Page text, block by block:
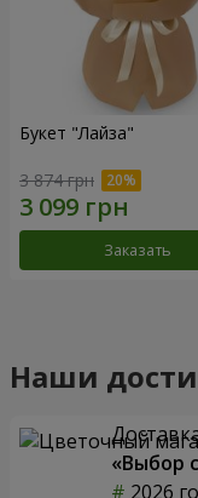
Букет "Лайза"
3 874 грн
Заказать
Наши
«Выбор
2026